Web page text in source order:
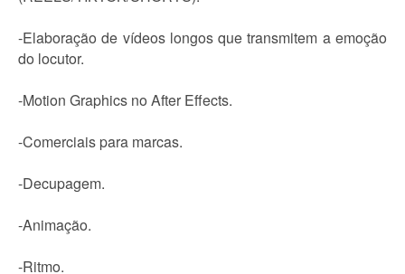
-Elaboração de vídeos longos que transmitem a emoção
do locutor.
-Motion Graphics no After Effects.
-Comerciais para marcas.
-Decupagem.
-Animação.
-Ritmo.